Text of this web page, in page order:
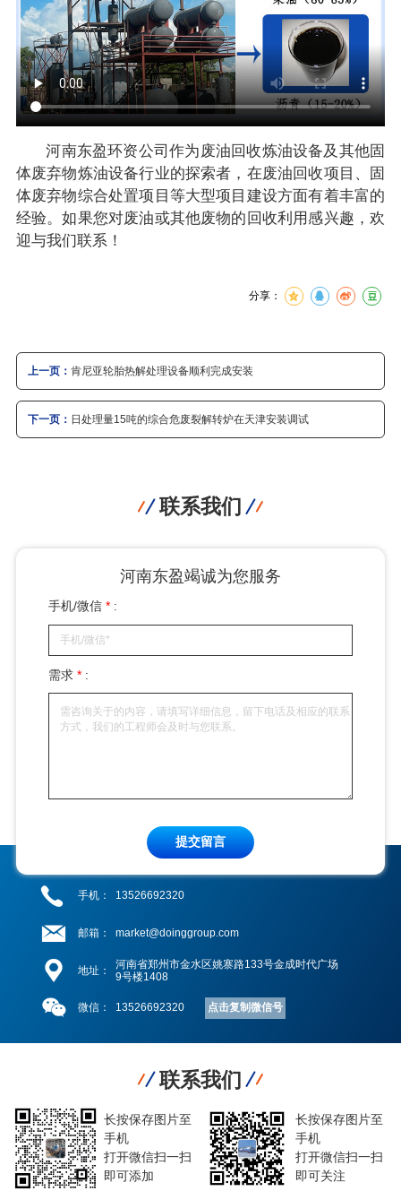
河南东盈环资公司作为废油回收炼油设备及其他固
体废弃物炼油设备行业的探索者，在废油回收项目、固
体废弃物综合处置项目等大型项目建设方面有着丰富的
经验。如果您对废油或其他废物的回收利用感兴趣，欢
迎与我们联系！
分享：
上一页： 肯尼亚轮胎热解处理设备顺利完成安装
下一页： 日处理量15吨的综合危废裂解转炉在天津安装调试
联系我们
河南东盈竭诚为您服务
手机/微信* :
需求* :
提交留言
手机： 13526692320
邮箱： market@doinggroup.com
地址：
河南省郑州市金水区姚寨路133号金成时代广场
9号楼1408
微信： 13526692320 点击复制微信号
联系我们
长按保存图片至
手机
打开微信扫一扫
即可添加
长按保存图片至
手机
打开微信扫一扫
即可关注